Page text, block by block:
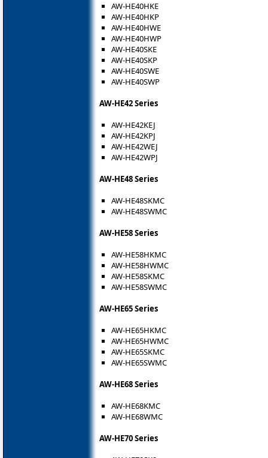
AW-HE40HKE
AW-HE40HKP
AW-HE40HWE
AW-HE40HWP
AW-HE40SKE
AW-HE40SKP
AW-HE40SWE
AW-HE40SWP
AW-HE42 Series
AW-HE42KEJ
AW-HE42KPJ
AW-HE42WEJ
AW-HE42WPJ
AW-HE48 Series
AW-HE48SKMC
AW-HE48SWMC
AW-HE58 Series
AW-HE58HKMC
AW-HE58HWMC
AW-HE58SKMC
AW-HE58SWMC
AW-HE65 Series
AW-HE65HKMC
AW-HE65HWMC
AW-HE65SKMC
AW-HE65SWMC
AW-HE68 Series
AW-HE68KMC
AW-HE68WMC
AW-HE70 Series